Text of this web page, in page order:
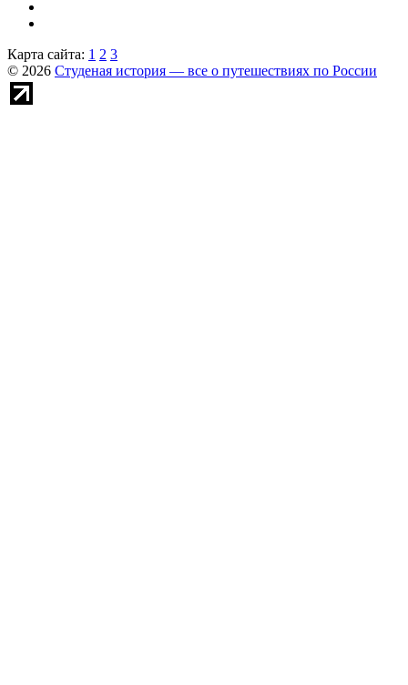
Карта сайта: 1 2 3
© 2026 Студеная история — все о путешествиях по России